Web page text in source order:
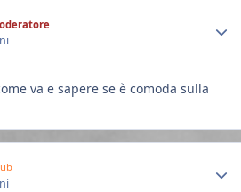
va e sapere se è comoda sulla